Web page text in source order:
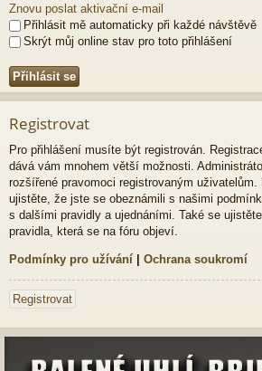
Znovu poslat aktivační e-mail
Přihlásit mě automaticky při každé návštěvě
Skrýt můj online stav pro toto přihlášení
Registrovat
Pro přihlášení musíte být registrován.
dává vám mnohem větší možnosti.
rozšířené pravomoci registrovaným
ujistěte, že jste se obeznámili s našimi
s dalšími pravidly a ujednáními. Také se
pravidla, která se na fóru objeví.
Podmínky pro užívání | Ochrana soukromí
Registrovat